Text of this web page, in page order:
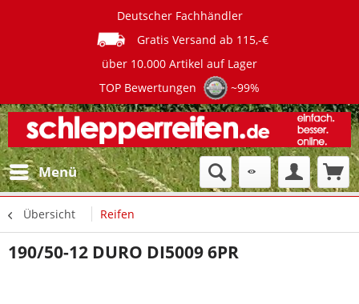
Deutscher Fachhändler
Gratis Versand ab 115,-€
über 10.000 Artikel auf Lager
TOP Bewertungen
~99%
Menü
Übersicht Reifen
190/50-12 DURO DI5009 6PR